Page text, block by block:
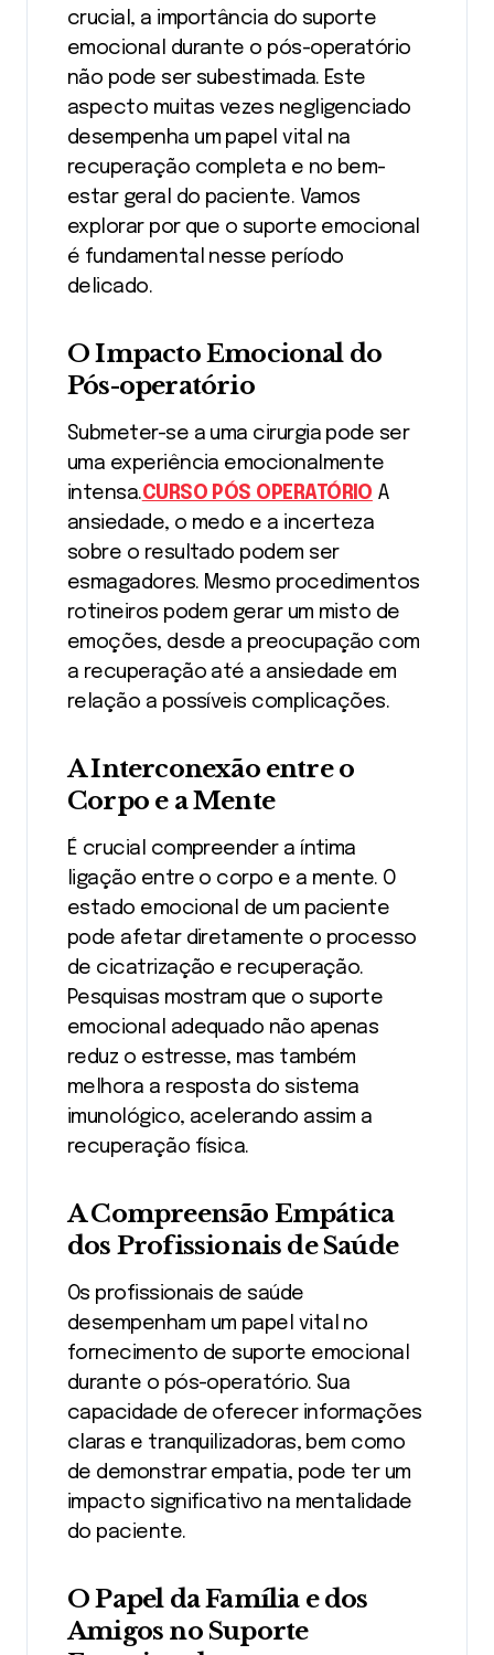
crucial, a importância do suporte
emocional durante o pós-operatório
não pode ser subestimada. Este
aspecto muitas vezes negligenciado
desempenha um papel vital na
recuperação completa e no bem-
estar geral do paciente. Vamos
explorar por que o suporte emocional
é fundamental nesse período
delicado.
O Impacto Emocional do
Pós-operatório
Submeter-se a uma cirurgia pode ser
uma experiência emocionalmente
intensa.CURSO PÓS OPERATÓRIO A
ansiedade, o medo e a incerteza
sobre o resultado podem ser
esmagadores. Mesmo procedimentos
rotineiros podem gerar um misto de
emoções, desde a preocupação com
a recuperação até a ansiedade em
relação a possíveis complicações.
A Interconexão entre o
Corpo e a Mente
É crucial compreender a íntima
ligação entre o corpo e a mente. O
estado emocional de um paciente
pode afetar diretamente o processo
de cicatrização e recuperação.
Pesquisas mostram que o suporte
emocional adequado não apenas
reduz o estresse, mas também
melhora a resposta do sistema
imunológico, acelerando assim a
recuperação física.
A Compreensão Empática
dos Profissionais de Saúde
Os profissionais de saúde
desempenham um papel vital no
fornecimento de suporte emocional
durante o pós-operatório. Sua
capacidade de oferecer informações
claras e tranquilizadoras, bem como
de demonstrar empatia, pode ter um
impacto significativo na mentalidade
do paciente.
O Papel da Família e dos
Amigos no Suporte